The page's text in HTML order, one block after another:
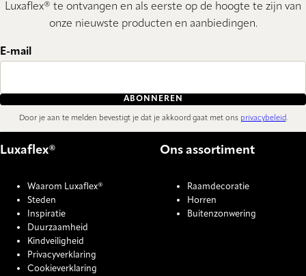
Luxaflex® te ontvangen en als eerste op de hoogte te zijn van
onze nieuwste producten en aanbiedingen.
E-mail
ABONNEREN
Door je aan te melden bevestigt je dat je akkoord gaat met ons privacybeleid.
Luxaflex®
Waarom Luxaflex®
Steden
Inspiratie
Duurzaamheid
Kindveiligheid
Privacyverklaring
Cookieverklaring
Ons assortiment
Raamdecoratie
Horren
Buitenzonwering